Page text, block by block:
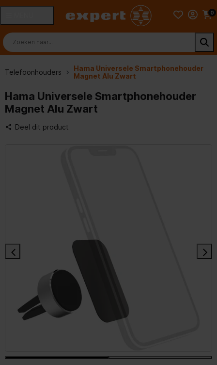
0
Telefoonhouders
Hama Universele Smartphonehouder
Magnet Alu Zwart
Hama Universele Smartphonehouder
Magnet Alu Zwart
Deel dit product